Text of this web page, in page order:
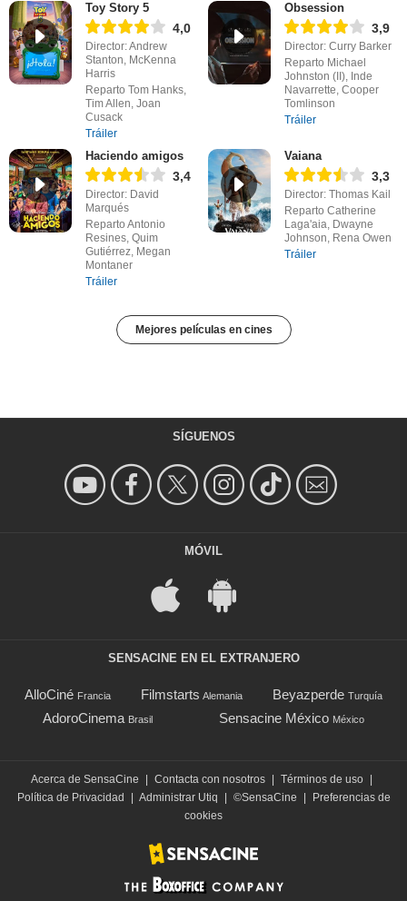
Toy Story 5
4,0
Director: Andrew
Stanton, McKenna
Harris
Reparto Tom Hanks,
Tim Allen, Joan
Cusack
Tráiler
Obsession
3,9
Director: Curry Barker
Reparto Michael
Johnston (II), Inde
Navarrette, Cooper
Tomlinson
Tráiler
Haciendo amigos
3,4
Director: David
Marqués
Reparto Antonio
Resines, Quim
Gutiérrez, Megan
Montaner
Tráiler
Vaiana
3,3
Director: Thomas Kail
Reparto Catherine
Laga'aia, Dwayne
Johnson, Rena Owen
Tráiler
Mejores películas en cines
SÍGUENOS
MÓVIL
SENSACINE EN EL EXTRANJERO
AlloCiné Francia Filmstarts Alemania Beyazperde Turquía
AdoroCinema Brasil Sensacine México México
Acerca de SensaCine Contacta con nosotros Términos de uso
Política de Privacidad
Administrar Utiq ©SensaCine
Preferencias de
cookies